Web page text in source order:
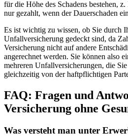
für die Höhe des Schadens bestehen,
nur gezahlt, wenn der Dauerschaden
Es ist wichtig zu wissen, ob Sie durch
Unfallversicherung gedeckt sind, da
Versicherung nicht auf andere
angerechnet werden. Sie können also
mehreren Unfallversicherungen, die
gleichzeitig von der haftpflichtigen
FAQ: Fragen und
Versicherung ohne
Was versteht man unter